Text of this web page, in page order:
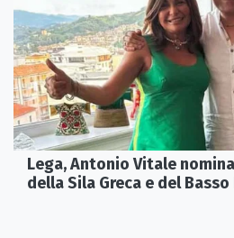
Lega, Antonio Vitale
della Sila Greca e del